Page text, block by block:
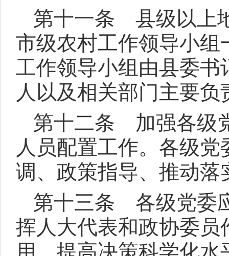
第十一条 县级以上
市级农村工作领导小
工作领导小组由县委
人以及相关部门主要负
第十二条 加强各级
人员配置工作。各级
调、政策指导、推动
第十三条 各级党委
挥人大代表和政协委